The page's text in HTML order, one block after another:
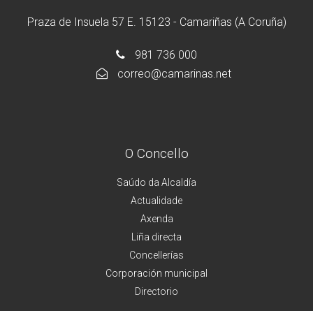
Praza de Insuela 57 E. 15123 - Camariñas (A Coruña)
981 736 000
correo@camarinas.net
O Concello
Saúdo da Alcaldía
Actualidade
Axenda
Liña directa
Concellerías
Corporación municipal
Directorio